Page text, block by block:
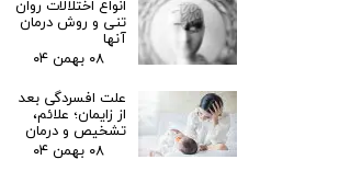
انواع اختلالات روان
تنی و روش درمان
آنها
۰۸ بهمن ۰۴
علت افسردگی بعد
از زایمان؛ علائم،
تشخیص و درمان
۰۸ بهمن ۰۴